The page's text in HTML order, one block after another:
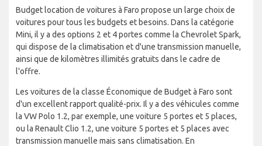
Budget location de voitures à Faro propose un large choix de
voitures pour tous les budgets et besoins. Dans la catégorie
Mini, il y a des options 2 et 4 portes comme la Chevrolet Spark,
qui dispose de la climatisation et d'une transmission manuelle,
ainsi que de kilomètres illimités gratuits dans le cadre de
l'offre.
Les voitures de la classe Économique de Budget à Faro sont
d'un excellent rapport qualité-prix. Il y a des véhicules comme
la VW Polo 1.2, par exemple, une voiture 5 portes et 5 places,
ou la Renault Clio 1.2, une voiture 5 portes et 5 places avec
transmission manuelle mais sans climatisation. En